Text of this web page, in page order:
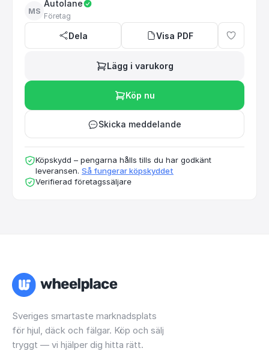
MS
Autolane
Företag
Dela Visa PDF
Lägg i varukorg
Köp nu
Skicka meddelande
Köpskydd – pengarna hålls tills du har godkänt
leveransen. Så fungerar köpskyddet
Verifierad företagssäljare
Sveriges smartaste marknadsplats
för hjul, däck och fälgar. Köp och sälj
tryggt — vi hjälper dig hitta rätt.